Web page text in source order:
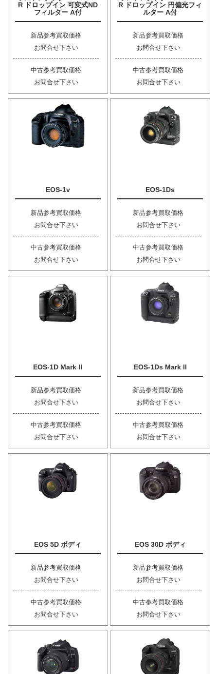
R ドロップイン 可変式ND
フィルター A付
新品参考買取価格
お問合せ下さい
中古参考買取価格
お問合せ下さい
R ドロップイン 円偏光フィ
ルター A付
新品参考買取価格
お問合せ下さい
中古参考買取価格
お問合せ下さい
EOS-1v
新品参考買取価格
お問合せ下さい
中古参考買取価格
お問合せ下さい
EOS-1Ds
新品参考買取価格
お問合せ下さい
中古参考買取価格
お問合せ下さい
EOS-1D Mark II
新品参考買取価格
お問合せ下さい
中古参考買取価格
お問合せ下さい
EOS-1Ds Mark II
新品参考買取価格
お問合せ下さい
中古参考買取価格
お問合せ下さい
EOS 5D ボディ
新品参考買取価格
お問合せ下さい
中古参考買取価格
お問合せ下さい
EOS 30D ボディ
新品参考買取価格
お問合せ下さい
中古参考買取価格
お問合せ下さい